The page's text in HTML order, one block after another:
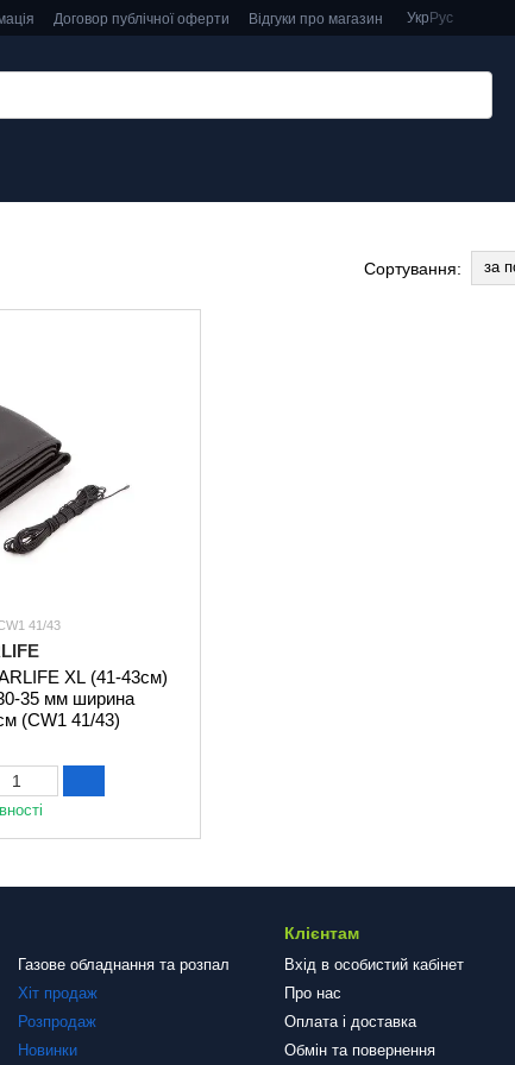
Договор публічної оферти Відгуки про магазин Укр Рус
Сортування: за
41/43
XL (41-43см)
35 мм ширина
(CW1 41/43)
Газове обладнання та розпал
Хіт продаж
Розпродаж
Новинки
Клієнтам
Вхід в особистий кабінет
Про нас
Оплата і доставка
Обмін та повернення